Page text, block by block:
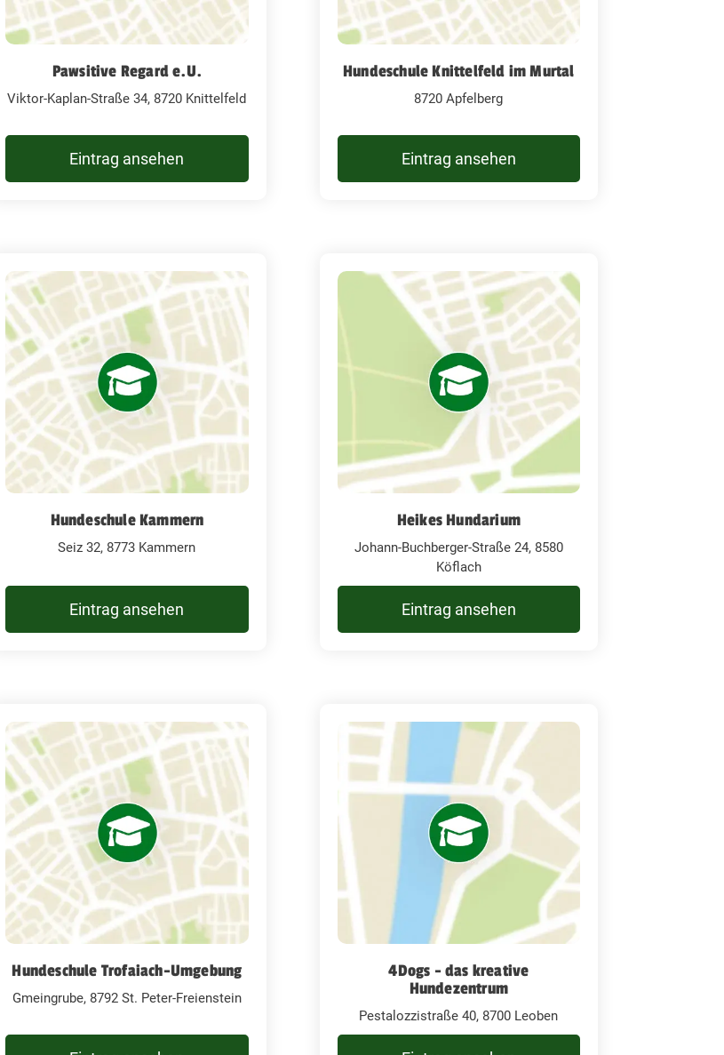
Pawsitive Regard e.U.
Viktor-Kaplan-Straße 34, 8720 Knittelfeld
Eintrag ansehen
Hundeschule Knittelfeld im Murtal
8720 Apfelberg
Eintrag ansehen
Hundeschule Kammern
Seiz 32, 8773 Kammern
Eintrag ansehen
Heikes Hundarium
Johann-Buchberger-Straße 24, 8580
Köflach
Eintrag ansehen
Hundeschule Trofaiach-Umgebung
Gmeingrube, 8792 St. Peter-Freienstein
4Dogs - das kreative
Hundezentrum
Pestalozzistraße 40, 8700 Leoben